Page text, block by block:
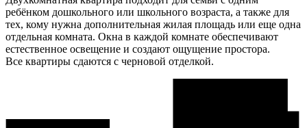
ребёнком дошкольного или школьного возраста, а также для
тех, кому нужна дополнительная жилая площадь или еще одна
отдельная комната. Окна в каждой комнате обеспечивают
естественное освещение и создают ощущение простора.
Все квартиры сдаются с черновой отделкой.